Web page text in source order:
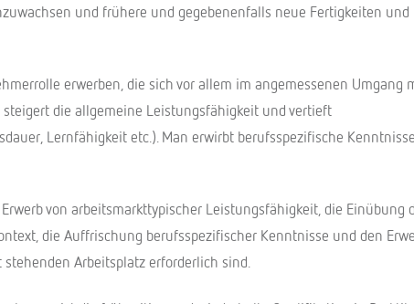
und frühere und gegebenenfalls neue Fertigkeiten und
erwerben, die sich vor allem im angemessenen Umgang
die allgemeine Leistungsfähigkeit und vertieft
Lernfähigkeit etc.). Man erwirbt berufsspezifische Kenntnisse,
von arbeitsmarkttypischer Leistungsfähigkeit, die Einübung
die Auffrischung berufsspezifischer Kenntnisse und den
Arbeitsplatz erforderlich sind.